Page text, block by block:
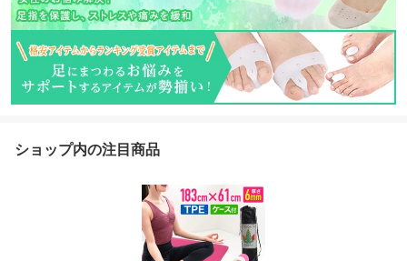
ショップ内の注目商品